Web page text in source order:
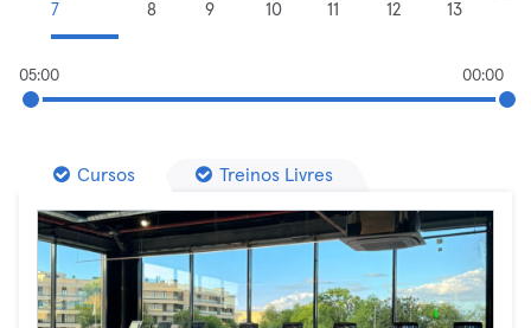
7
8
9
10
11
12
13
05:00 00:00
Cursos Treinos Livres